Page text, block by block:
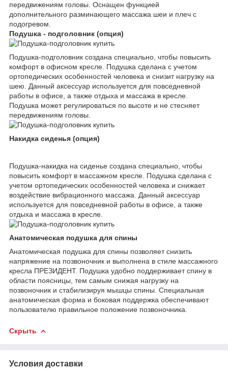
передвижениям головы. Оснащен функцией
дополнительного разминающего массажа шеи и плеч с
подогревом.
Подушка - подголовник (опция)
Подушка-подголовник создана специально, чтобы повысить
комфорт в офисном кресле. Подушка сделана с учетом
ортопедических особенностей человека и снизит нагрузку на
шею. Данный аксессуар используется для повседневной
работы в офисе, а также отдыха и массажа в кресле.
Подушка может регулироваться по высоте и не стесняет
передвижениям головы.
Накидка сиденья (опция)
Подушка-накидка на сиденье создана специально, чтобы
повысить комфорт в массажном кресле. Подушка сделана с
учетом ортопедических особенностей человека и снижает
воздействие вибрационного массажа. Данный аксессуар
используется для повседневной работы в офисе, а также
отдыха и массажа в кресле.
Анатомическая подушка для спины
Анатомическая подушка для спины позволяет снизить
напряжение на позвоночник и выполнена в стиле массажного
кресла ПРЕЗИДЕНТ. Подушка удобно поддерживает спину в
области поясницы, тем самым снижая нагрузку на
позвоночник и стабилизируя мышцы спины. Специальная
анатомическая форма и боковая поддержка обеспечивают
пользователю правильное положение позвоночника.
Скрыть
Условия доставки